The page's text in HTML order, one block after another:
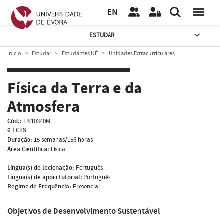
EN
ESTUDAR
Início Estudar Estudantes UÉ Unidades Extracurriculares
Física da Terra e da
Atmosfera
Cód.: FIS10340M
6 ECTS
Duração: 15 semanas/156 horas
Área Científica: Física
Língua(s) de lecionação: Português
Língua(s) de apoio tutorial: Português
Regime de Frequência: Presencial
Objetivos de Desenvolvimento Sustentável